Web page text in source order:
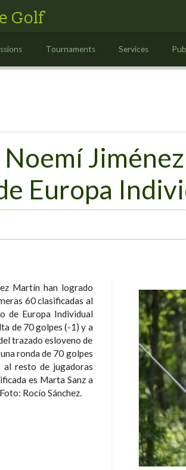
Golf
Tournaments Services
Europa
Martín han logrado
60 clasificadas al
de Europa Individual
trazado esloveno de
es Marta Sanz a
11 golpes de la líder, la francesa Celine Boutier. Foto: Rocío Sánchez.